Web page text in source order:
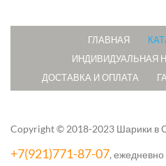
ГЛАВНАЯ
ИНДИВИДУАЛЬНАЯ
ДОСТАВКА И ОПЛАТА
Copyright © 2018-2023 Шарики в
+7(921)771-87-07, ежедневно